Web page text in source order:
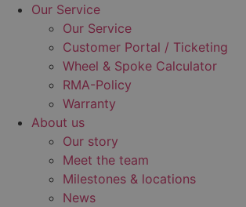
Our Service
Our Service
Customer Portal / Ticketing
Wheel & Spoke Calculator
RMA-Policy
Warranty
About us
Our story
Meet the team
Milestones & locations
News